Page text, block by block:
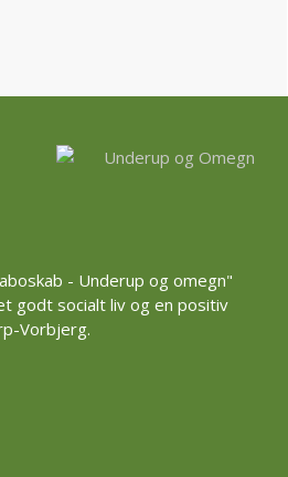
- Underup og omegn"
godt socialt liv og en positiv
Vorbjerg.